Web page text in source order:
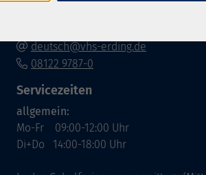
deutsch@vhs-erding.de
08122 9787-0
Servicezeiten
allgemein:
Mo-Fr 09:00-12:00 Uhr
Di+Do 14:00-18:00 Uhr